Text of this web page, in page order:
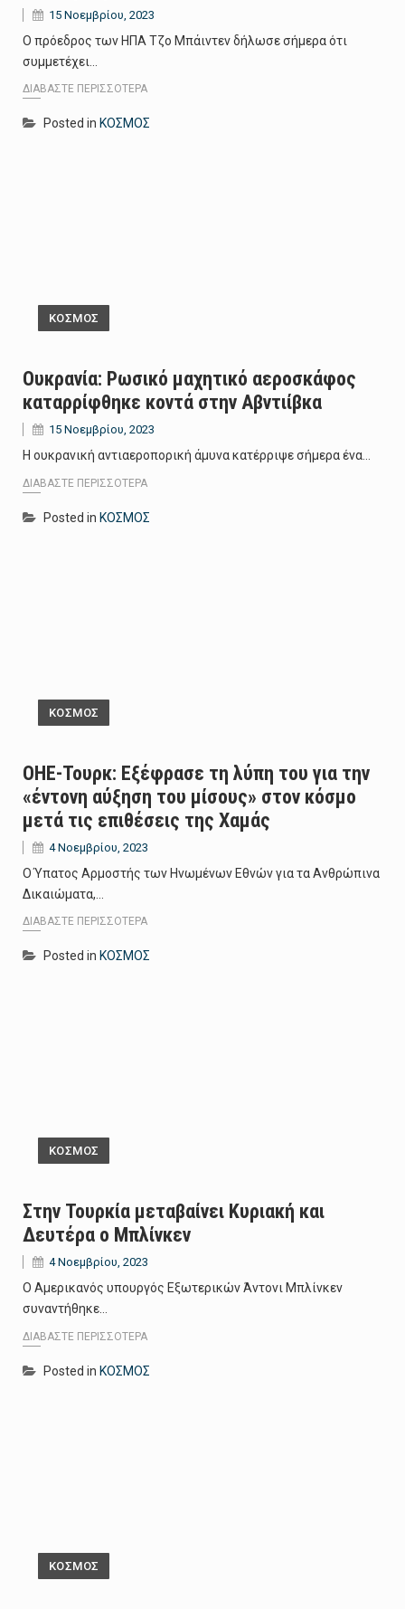
15 Νοεμβρίου, 2023
Ο πρόεδρος των ΗΠΑ Τζο Μπάιντεν δήλωσε σήμερα ότι
συμμετέχει…
ΔΙΑΒΆΣΤΕ ΠΕΡΙΣΣΌΤΕΡΑ
Posted in ΚΟΣΜΟΣ
ΚΟΣΜΟΣ
Ουκρανία: Ρωσικό μαχητικό αεροσκάφος
καταρρίφθηκε κοντά στην Αβντιίβκα
15 Νοεμβρίου, 2023
Η ουκρανική αντιαεροπορική άμυνα κατέρριψε σήμερα ένα…
ΔΙΑΒΆΣΤΕ ΠΕΡΙΣΣΌΤΕΡΑ
Posted in ΚΟΣΜΟΣ
ΚΟΣΜΟΣ
ΟΗΕ-Τουρκ: Εξέφρασε τη λύπη του για την
«έντονη αύξηση του μίσους» στον κόσμο
μετά τις επιθέσεις της Χαμάς
4 Νοεμβρίου, 2023
Ο Ύπατος Αρμοστής των Ηνωμένων Εθνών για τα Ανθρώπινα
Δικαιώματα,…
ΔΙΑΒΆΣΤΕ ΠΕΡΙΣΣΌΤΕΡΑ
Posted in ΚΟΣΜΟΣ
ΚΟΣΜΟΣ
Στην Τουρκία μεταβαίνει Κυριακή και
Δευτέρα ο Μπλίνκεν
4 Νοεμβρίου, 2023
Ο Αμερικανός υπουργός Εξωτερικών Άντονι Μπλίνκεν
συναντήθηκε…
ΔΙΑΒΆΣΤΕ ΠΕΡΙΣΣΌΤΕΡΑ
Posted in ΚΟΣΜΟΣ
ΚΟΣΜΟΣ